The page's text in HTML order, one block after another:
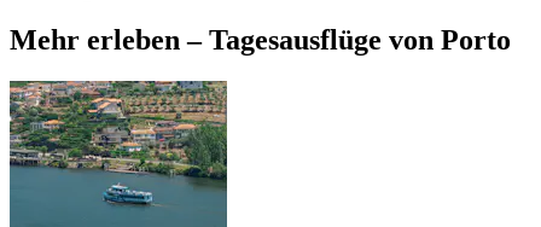
Mehr erleben – Tagesausflüge von Porto